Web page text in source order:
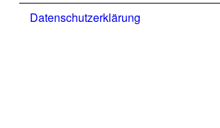
Datenschutzerklärung